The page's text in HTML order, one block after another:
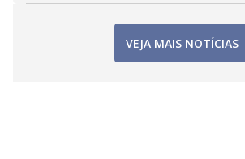
VEJA MAIS NOTÍCIAS